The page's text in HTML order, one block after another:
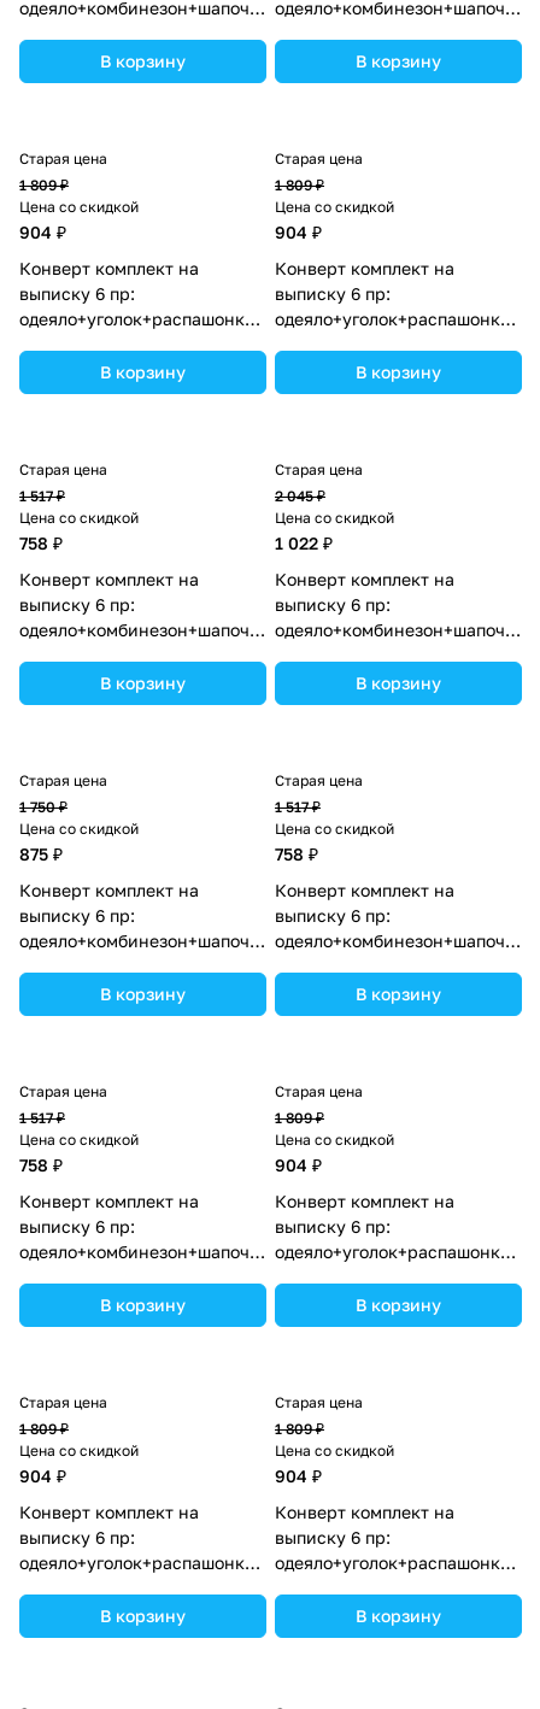
одеяло+комбинезон+шапочка+чепчик+рукавички+бант
ассортименте.В корзину
ассортименте.В корзину
Старая цена
1 809 ₽
Цена со скидкой
904 ₽
Конверт комплект на
выписку 6 пр:
одеяло+уголок+распашонка+пеленка+чепчик+бант
ассортименте.В корзину
Старая цена
1 809 ₽
Цена со скидкой
904 ₽
Конверт комплект на
выписку 6 пр:
ассортименте.В корзину
Старая цена
1 517 ₽
Цена со скидкой
758 ₽
Конверт комплект на
выписку 6 пр:
одеяло+комбинезон+шапочка+чепчик+рукавички+бант
ассортименте.В корзину
Старая цена
2 045 ₽
Цена со скидкой
1 022 ₽
Конверт комплект на
выписку 6 пр:
ассортименте.В корзину
Старая цена
1 750 ₽
Цена со скидкой
875 ₽
Конверт комплект на
выписку 6 пр:
одеяло+комбинезон+шапочка+чепчик+рукавички+бант
ассортименте.В корзину
Старая цена
1 517 ₽
Цена со скидкой
758 ₽
Конверт комплект на
выписку 6 пр:
ассортименте.В корзину
Старая цена
1 517 ₽
Цена со скидкой
758 ₽
Конверт комплект на
выписку 6 пр:
одеяло+комбинезон+шапочка+чепчик+рукавички+бант
ассортименте.В корзину
Старая цена
1 809 ₽
Цена со скидкой
904 ₽
Конверт комплект на
выписку 6 пр:
ассортименте.В корзину
Старая цена
1 809 ₽
Цена со скидкой
904 ₽
Конверт комплект на
выписку 6 пр:
одеяло+уголок+распашонка+пеленка+чепчик+бант
ассортименте.В корзину
Старая цена
1 809 ₽
Цена со скидкой
904 ₽
Конверт комплект на
выписку 6 пр:
ассортименте.В корзину